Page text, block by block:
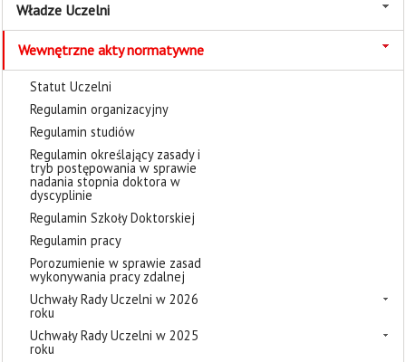
Władze Uczelni
Wewnętrzne akty normatywne
Statut Uczelni
Regulamin organizacyjny
Regulamin studiów
Regulamin określający zasady i
tryb postępowania w sprawie
nadania stopnia doktora w
dyscyplinie
Regulamin Szkoły Doktorskiej
Regulamin pracy
Porozumienie w sprawie zasad
wykonywania pracy zdalnej
Uchwały Rady Uczelni w 2026
roku
Uchwały Rady Uczelni w 2025
roku